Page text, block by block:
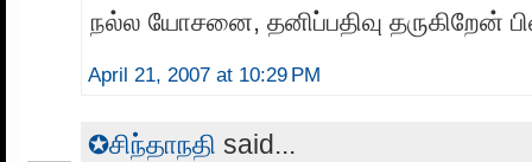
நல்ல யோசனை, தனிப்பதிவு தருகிறேன்
April 21, 2007 at 10:29 PM
✪சிந்தாநதி said...